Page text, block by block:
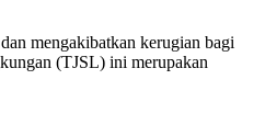
mengakibatkan kerugian bagi
(TJSL) ini merupakan